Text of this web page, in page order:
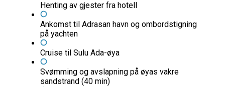
Henting av gjester fra hotell
Ankomst til Adrasan havn og ombordstigning
på yachten
Cruise til Sulu Ada-øya
Svømming og avslapning på øyas vakre
sandstrand (40 min)